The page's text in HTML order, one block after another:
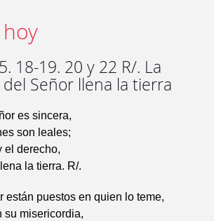
18-19. 20 y 22 R/. La
Señor llena la tierra
es sincera,
son leales;
el derecho,
la tierra. R/.
están puestos en quien lo teme,
su misericordia,